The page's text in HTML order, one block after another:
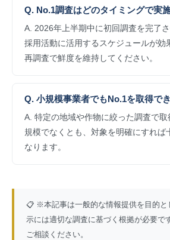
Q. No.1調査はどのタイミングで実
A. 2026年上半期中に初回調査を完了
採用活動に活用するスケジュールが効
再調査で鮮度を維持してください。
Q. 小規模事業者でもNo.1を取得で
A. 特定の地域や作物に絞った調査で取
規模でなくとも、対象を明確にすれば
なります。
📋 ※本記事は一般的な情報提供を目的と
示には適切な調査に基づく根拠が必要で
ご相談ください。